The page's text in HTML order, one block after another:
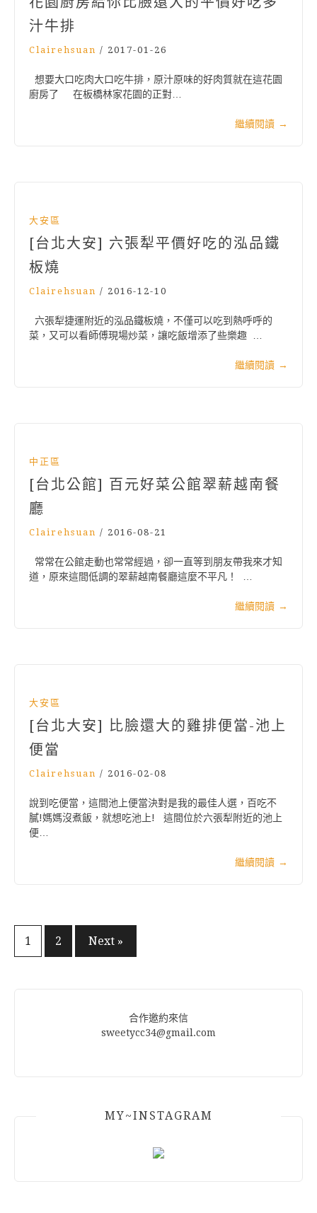
汁牛排
Clairehsuan / 2017-01-26
想要大口吃肉大口吃牛排，原汁原味的好肉質就在這花園
廚房了 在板橋林家花園的正對…
繼續閱讀 →
大安區
[台北大安] 六張犁平價好吃的泓品鐵
板燒
Clairehsuan / 2016-12-10
六張犁捷運附近的泓品鐵板燒，不僅可以吃到熱呼呼的
菜，又可以看師傅現場炒菜，讓吃飯增添了些樂趣 …
繼續閱讀 →
中正區
[台北公館] 百元好菜公館翠薪越南餐
廳
Clairehsuan / 2016-08-21
常常在公館走動也常常經過，卻一直等到朋友帶我來才知
道，原來這間低調的翠薪越南餐廳這麼不平凡！ …
繼續閱讀 →
大安區
[台北大安] 比臉還大的雞排便當-池上
便當
Clairehsuan / 2016-02-08
說到吃便當，這間池上便當決對是我的最佳人選，百吃不
膩!媽媽沒煮飯，就想吃池上! 這間位於六張犁附近的池上
便…
繼續閱讀 →
文
1 2 Next »
合作邀約來信
sweetycc34@gmail.com
MY~INSTAGRAM